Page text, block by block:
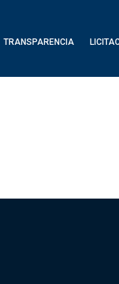
TRANSPARENCIA